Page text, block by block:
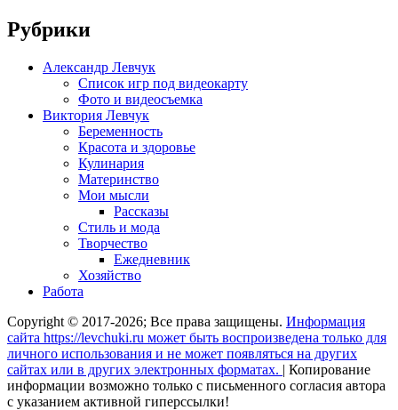
Рубрики
Александр Левчук
Список игр под видеокарту
Фото и видеосъемка
Виктория Левчук
Беременность
Красота и здоровье
Кулинария
Материнство
Мои мысли
Рассказы
Стиль и мода
Творчество
Ежедневник
Хозяйство
Работа
Copyright © 2017-2026; Все права защищены. Информация
сайта https://levchuki.ru может быть воспроизведена только для
личного использования и не может появляться на других
сайтах или в других электронных форматах. | Копирование
информации возможно только с письменного согласия автора
с указанием активной гиперссылки!